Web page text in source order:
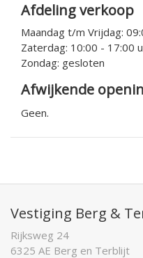
Afdeling verkoop
Maandag t/m Vrijdag:
Zaterdag: 10:00 - 17:00
Zondag: gesloten
Afwijkende
Geen.
Vestiging Berg &
Rijksweg 24
6325 AE Berg en Terblijt